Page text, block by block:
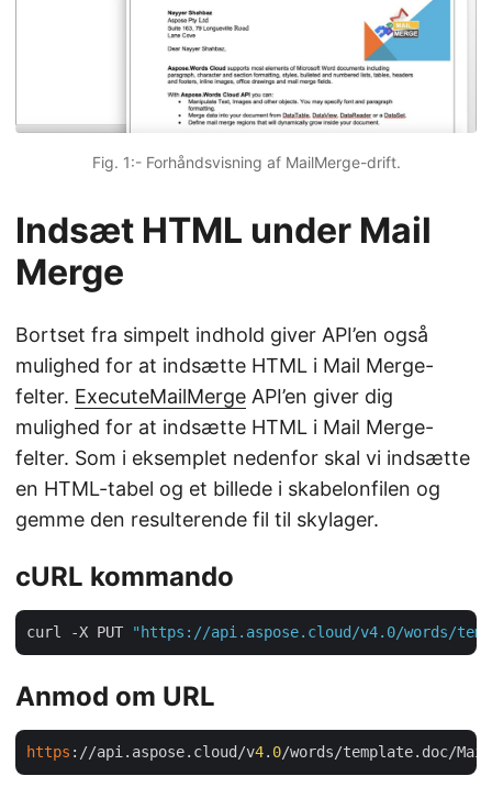
Fig. 1:- Forhåndsvisning af MailMerge-drift.
Indsæt HTML under Mail
Merge
Bortset fra simpelt indhold giver API’en også
mulighed for at indsætte HTML i Mail Merge-
felter. ExecuteMailMerge API’en giver dig
mulighed for at indsætte HTML i Mail Merge-
felter. Som i eksemplet nedenfor skal vi indsætte
en HTML-tabel og et billede i skabelonfilen og
gemme den resulterende fil til skylager.
cURL kommando
curl -X PUT "https://api.aspose.cloud/v4.0/words/
Anmod om URL
https ://api.aspose.cloud/v4. 0/words/template.doc/